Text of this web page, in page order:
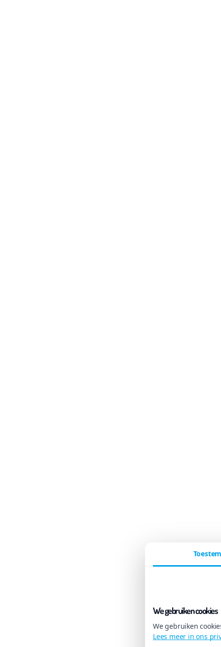
We gebruiken cookies
We gebruiken
Lees meer in ons